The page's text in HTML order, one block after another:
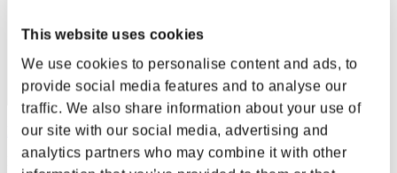
This website uses cookies
We use cookies to personalise content and ads, to
provide social media features and to analyse our
traffic. We also share information about your use of
our site with our social media, advertising and
analytics partners who may combine it with other
kinja1964
Punteggio:61979652